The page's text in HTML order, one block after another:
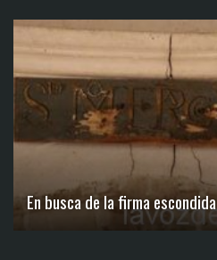
En busca de la firma escondida